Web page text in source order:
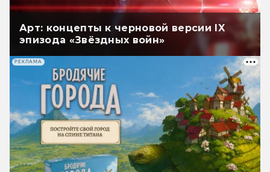
Арт: концепты к черновой версии IX
эпизода «Звёздных войн»
РЕКЛАМА